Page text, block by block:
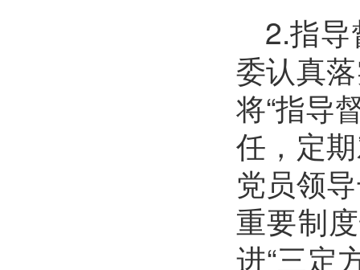
2.指
委认真
将“指导
任，定
党员领
重要制
进“三定